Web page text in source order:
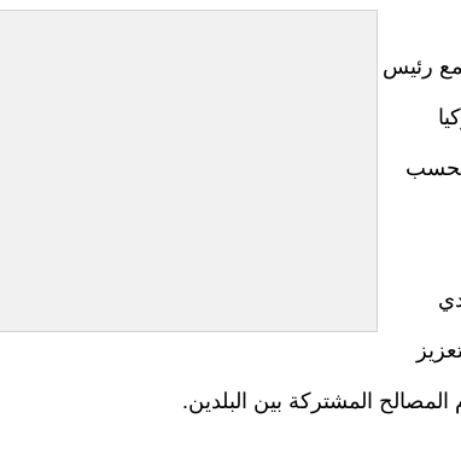
مع رئيس
بحسب
المصالح المشتركة بين البلدين.